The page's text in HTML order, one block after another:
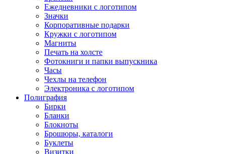
Ежедневники с логотипом
Значки
Корпоративные подарки
Кружки с логотипом
Магниты
Печать на холсте
Фотокниги и папки выпускника
Часы
Чехлы на телефон
Электроника с логотипом
Полиграфия
Бирки
Бланки
Блокноты
Брошюры, каталоги
Буклеты
Визитки